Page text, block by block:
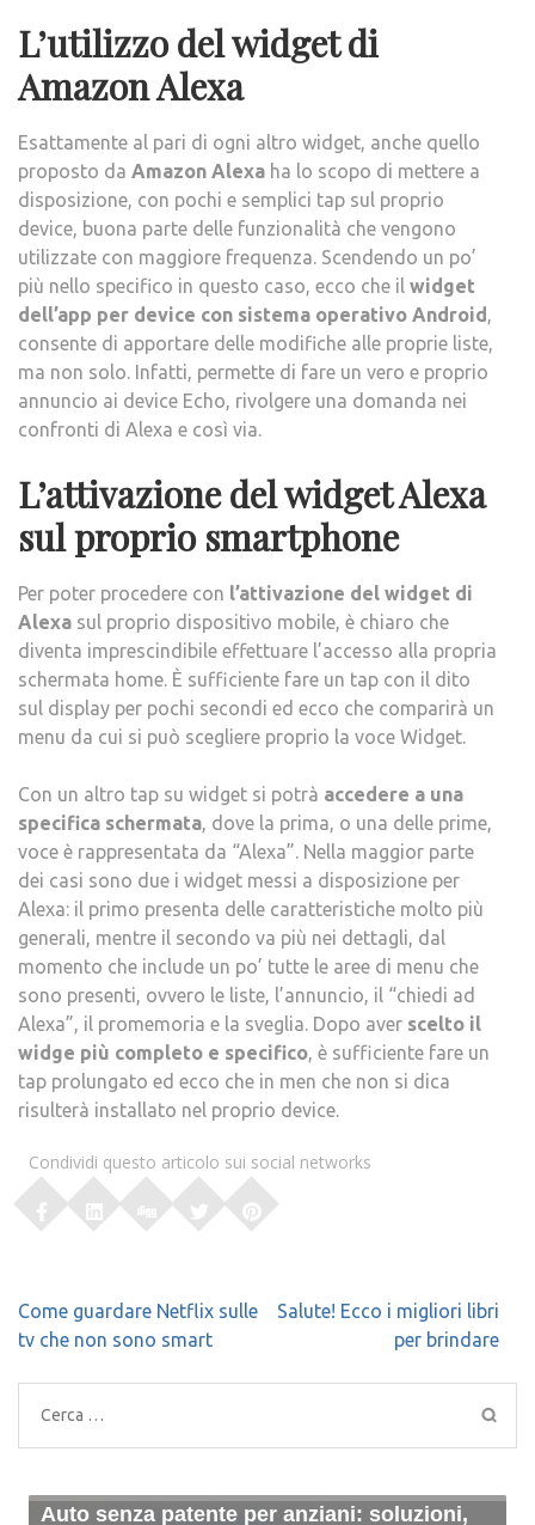
L’utilizzo del widget di
Amazon Alexa
Esattamente al pari di ogni altro widget, anche quello
proposto da Amazon Alexa ha lo scopo di mettere a
disposizione, con pochi e semplici tap sul proprio
device, buona parte delle funzionalità che vengono
utilizzate con maggiore frequenza. Scendendo un po’
più nello specifico in questo caso, ecco che il widget
dell’app per device con sistema operativo Android,
consente di apportare delle modifiche alle proprie liste,
ma non solo. Infatti, permette di fare un vero e proprio
annuncio ai device Echo, rivolgere una domanda nei
confronti di Alexa e così via.
L’attivazione del widget Alexa
sul proprio smartphone
Per poter procedere con l’attivazione del widget di
Alexa sul proprio dispositivo mobile, è chiaro che
diventa imprescindibile effettuare l’accesso alla propria
schermata home. È sufficiente fare un tap con il dito
sul display per pochi secondi ed ecco che comparirà un
menu da cui si può scegliere proprio la voce Widget.
Con un altro tap su widget si potrà accedere a una
specifica schermata, dove la prima, o una delle prime,
voce è rappresentata da “Alexa”. Nella maggior parte
dei casi sono due i widget messi a disposizione per
Alexa: il primo presenta delle caratteristiche molto più
generali, mentre il secondo va più nei dettagli, dal
momento che include un po’ tutte le aree di menu che
sono presenti, ovvero le liste, l’annuncio, il “chiedi ad
Alexa”, il promemoria e la sveglia. Dopo aver scelto il
widge più completo e specifico, è sufficiente fare un
tap prolungato ed ecco che in men che non si dica
risulterà installato nel proprio device.
Condividi questo articolo sui social networks
Navigazione
articoli
Come guardare Netflix sulle
tv che non sono smart
Salute! Ecco i migliori libri
per brindare
Ricerca
per:
Perché è fondamentale verificare
Auto senza patente per anziani: soluzioni,
Come funziona auto ibrida: dai principi base
E-commerce, quali sono i settori più amati
Cosa devo fare prima di lanciare il mio
Benessere, un mantra imprescindibile per gli
In viaggio tra usanze e rituali curiosi